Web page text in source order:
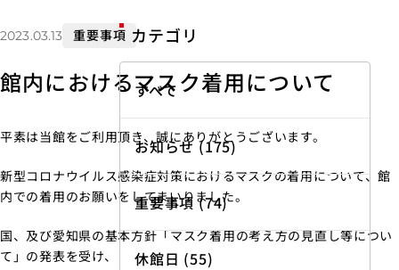
2023.03.13 重要事項
館内におけるマスク着用について
平素は当館をご利用頂き、誠にありがとうございます。
新型コロナウイルス感染症対策におけるマスクの着用について、館
内での着用のお願いをしてまいりました。
国、及び愛知県の基本方針「マスク着用の考え方の見直し等につい
て」の発表を受け、
カテゴリ
すべて
お知らせ (175)
重要事項 (74)
休館日 (55)